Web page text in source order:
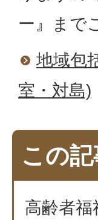
ー』まで
地域包
室・対島)
この
高齢者福